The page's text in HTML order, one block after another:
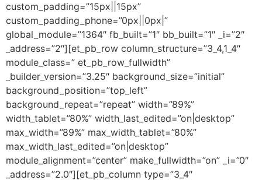
custom_padding=”15px||15px”
custom_padding_phone=”0px||0px|”
global_module=”1364″ fb_built=”1″ bb_built=”1″ _i=”2″
_address=”2″][et_pb_row column_structure=”3_4,1_4″
module_class=” et_pb_row_fullwidth”
_builder_version=”3.25″ background_size=”initial”
background_position=”top_left”
background_repeat=”repeat” width=”89%”
width_tablet=”80%” width_last_edited=”on|desktop”
max_width=”89%” max_width_tablet=”80%”
max_width_last_edited=”on|desktop”
module_alignment=”center” make_fullwidth=”on” _i=”0″
_address=”2.0″][et_pb_column type=”3_4″